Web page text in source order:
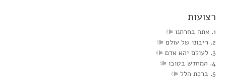
רצועות
1. אתה בחרתנו
2. ריבונו של עולם
3. לעולם יהא אדם
4. המחדש בטובו
5. ברכת הלל